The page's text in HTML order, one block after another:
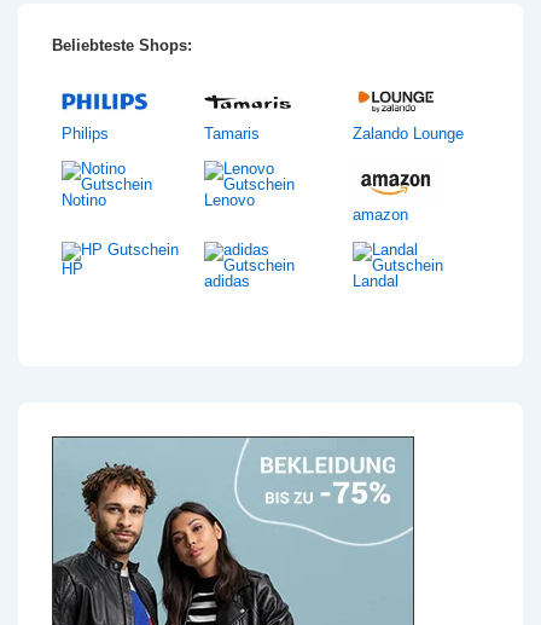
Beliebteste Shops:
Philips Tamaris Zalando Lounge
Notino
Lenovo
amazon
HP
adidas Landal